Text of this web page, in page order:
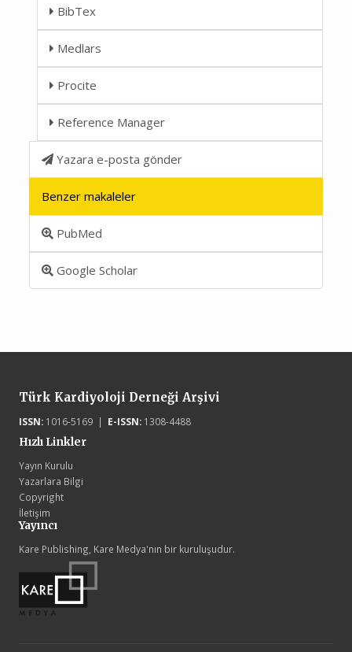
BibTex
Medlars
Procite
Reference Manager
Yazara e-posta gönder
Benzer makaleler
PubMed
Google Scholar
Türk Kardiyoloji Derneği Arşivi
ISSN:1016-5169 | E-ISSN:1308-4488
Hızlı Linkler
Yayın Kurulu
Yazarlara Bilgi
Copyright
İletişim
Yayıncı
Kare Publishing, Kare Medya'nın bir kuruluşudur.